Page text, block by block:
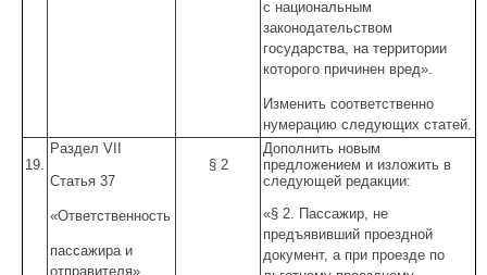
с национальным
законодательством
государства, на территории
которого причинен вред».
Изменить соответственно
нумерацию следующих статей.
19.
Раздел VII
Статья 37
«Ответственность
пассажира и
отправителя»
§ 2
Дополнить новым
предложением и изложить в
следующей редакции:
«§ 2. Пассажир, не
предъявивший проездной
документ, а при проезде по